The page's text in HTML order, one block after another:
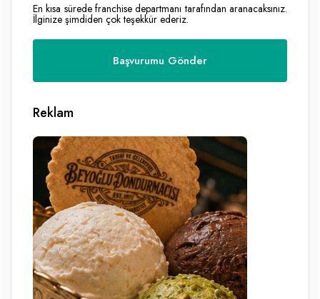
En kısa sürede franchise departmanı tarafından aranacaksınız.
İlginize şimdiden çok teşekkür ederiz.
Reklam